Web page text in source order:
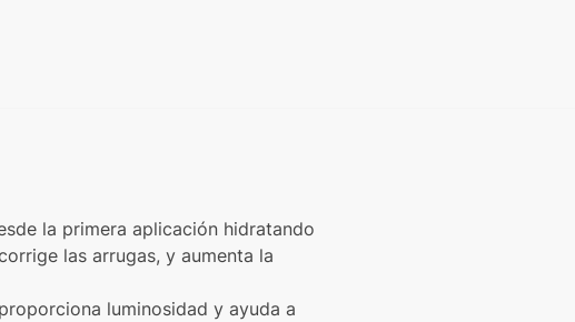
la primera aplicación hidratando
las arrugas, y aumenta la
luminosidad y ayuda a